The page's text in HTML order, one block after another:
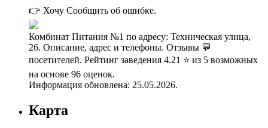
👉 Хочу Сообщить об ошибке.
Комбинат Питания №1 по адресу: Техническая улица,
26. Описание, адрес и телефоны. Отзывы 💬
посетителей. Рейтинг заведения 4.21 ⭐ из 5 возможных
на основе 96 оценок.
Информация обновлена: 25.05.2026.
Карта